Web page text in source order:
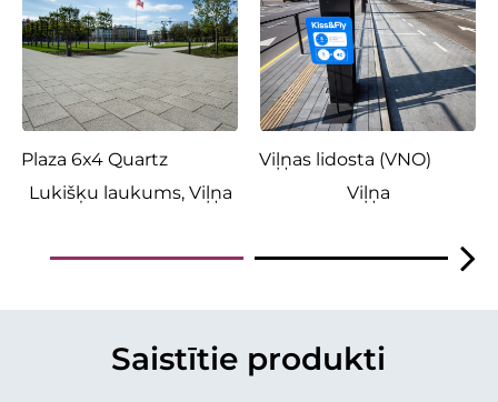
Plaza 6x4 Quartz
Lukišķu laukums, Viļņa
Viļņas lidosta (VNO)
Viļņa
Saistītie produkti
Fugensand